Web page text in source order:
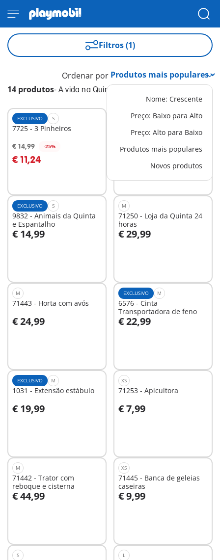
Filtros (1)
14 produtos- A vida na Quinta
Ordenar por
Nome: Crescente
Preço: Baixo para Alto
Preço: Alto para Baixo
Produtos mais populares
Novos produtos
EXCLUSIVO S
7725 - 3 Pinheiros
€ 14,99 -25%
€ 11,24
Ao carrinho
71444 - Pastor com
rebanho de ovelhas
€ 14,99
Ao carrinho
EXCLUSIVO S
9832 - Animais da Quinta
e Espantalho
€ 14,99
Ao carrinho
M
71250 - Loja da Quinta 24
horas
€ 29,99
Ao carrinho
M
71443 - Horta com avós
€ 24,99
Ao carrinho
EXCLUSIVO M
6576 - Cinta
Transportadora de feno
€ 22,99
Ao carrinho
EXCLUSIVO M
1031 - Extensão estábulo
€ 19,99
Ao carrinho
XS
71253 - Apicultora
€ 7,99
Ao carrinho
M
71442 - Trator com
reboque e cisterna
€ 44,99
Ao carrinho
XS
71445 - Banca de geleias
caseiras
€ 9,99
Ao carrinho
S L